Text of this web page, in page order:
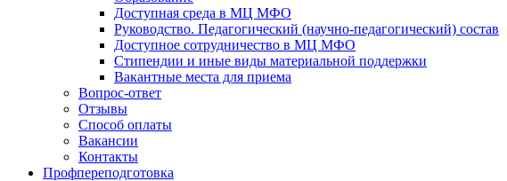
Доступная среда в МЦ МФО
Руководство. Педагогический (научно-педагогический) состав
Доступное сотрудничество в МЦ МФО
Стипендии и иные виды материальной поддержки
Вакантные места для приема
Вопрос-ответ
Отзывы
Способ оплаты
Вакансии
Контакты
Профпереподготовка